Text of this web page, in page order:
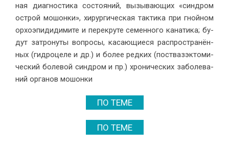
ная ди­а­гно­сти­ка со­сто­я­ний, вы­зы­ва­ю­щих «син­дром
острой мо­шон­ки», хи­рур­ги­че­ская так­ти­ка при гной­ном
ор­хо­эпи­ди­ди­ми­те и пе­ре­кру­те се­мен­но­го ка­на­ти­ка; бу­
дут за­тро­ну­ты во­про­сы, ка­са­ю­щи­е­ся рас­про­стра­нён­
ных (гид­ро­це­ле и др.) и бо­лее ред­ких (по­ства­з­эк­то­ми­
че­ский боле­вой син­дром и пр.) хро­ни­че­ских за­боле­ва­
ний ор­га­нов мо­шон­ки
ПО ТЕМЕ
ПО ТЕМЕ